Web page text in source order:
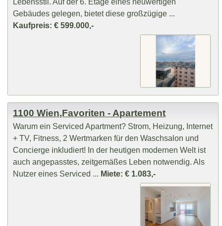
Gebäudes gelegen, bietet diese großzügige ...
Kaufpreis: € 599.000,-
1100 Wien,Favoriten - Apartement
Warum ein Serviced Apartment? Strom, Heizung, Internet
+ TV, Fitness, 2 Wertmarken für den Waschsalon und
Concierge inkludiert! In der heutigen modernen Welt ist
auch angepasstes, zeitgemäßes Leben notwendig. Als
Nutzer eines Serviced ... Miete: € 1.083,-